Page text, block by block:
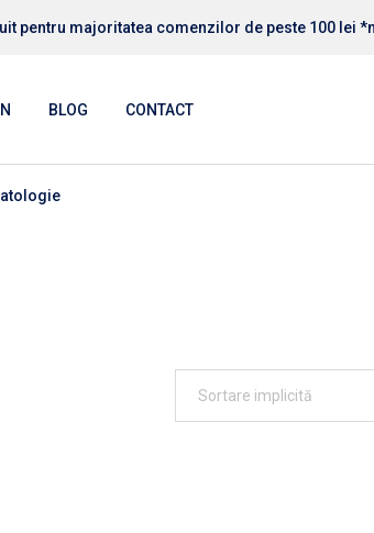
pentru majoritatea comenzilor de peste 100 lei
BLOG CONTACT
AUTO MOTO
RELIGIOASE